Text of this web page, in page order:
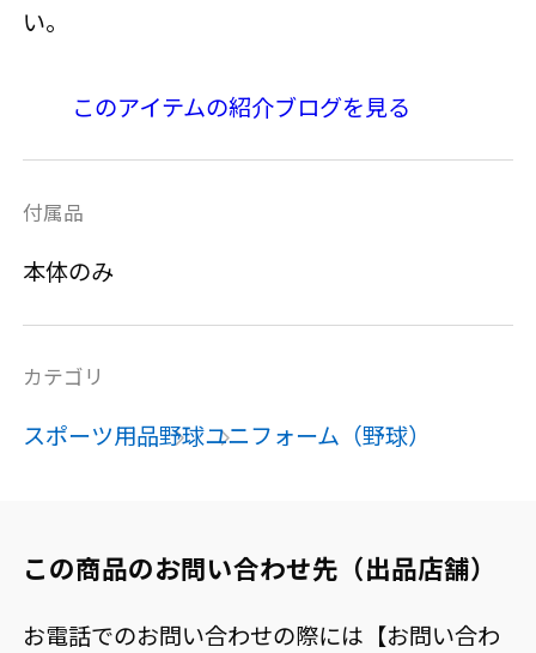
い。
このアイテムの紹介ブログを見る
付属品
本体のみ
カテゴリ
スポーツ用品野球ユニフォーム（野球）
この商品のお問い合わせ先（出品店舗）
お電話でのお問い合わせの際には【お問い合わ